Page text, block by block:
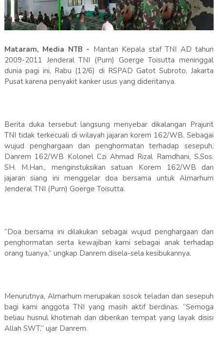
Mataram, Media NTB - Mantan Kepala staf TNI AD tahun
2009-2011 Jenderal TNI (Purn) Goerge Toisutta meninggal
dunia pagi ini, Rabu (12/6) di RSPAD Gatot Subroto, Jakarta
Pusat karena penyakit kanker usus yang dideritanya.
Berita duka tersebut langsung menyebar dikalangan Prajurit
TNI tidak terkecuali di wilayah jajaran korem 162/WB. Sebagai
wujud penghargaan dan penghormatan terhadap sesepuh,
Danrem 162/WB Kolonel Czi Ahmad Rizal Ramdhani, S.Sos.
SH. M.Han., menginstuksikan satuan Korem 162/WB dan
jajaran siang ini menggelar doa bersama untuk Almarhum
Jenderal TNI (Purn) Goerge Toisutta.
“Doa bersama ini dilakukan sebagai wujud penghargaan dan
penghormatan serta kewajiban kami sebagai anak terhadap
orang tuanya,” ungkap Danrem disela-sela kesibukannya.
Menurutnya, Almarhum merupakan sosok teladan dan sesepuh
bagi kami anggota TNI yang masih aktif berdinas. “Semoga
beliau husnul khotimah dan diberikan tempat yang layak disisi
Allah SWT,” ujar Danrem.